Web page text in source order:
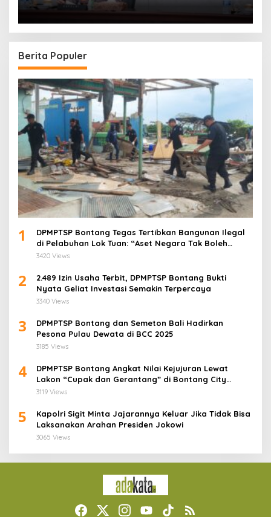
Jokowi
Berita Populer
1
DPMPTSP Bontang Tegas Tertibkan Bangunan Ilegal
di Pelabuhan Lok Tuan: “Aset Negara Tak Boleh
Dikuasai!”
3420 Views
2
2.489 Izin Usaha Terbit, DPMPTSP Bontang Bukti
Nyata Geliat Investasi Semakin Terpercaya
3340 Views
3
DPMPTSP Bontang dan Semeton Bali Hadirkan
Pesona Pulau Dewata di BCC 2025
3185 Views
4
DPMPTSP Bontang Angkat Nilai Kejujuran Lewat
Lakon “Cupak dan Gerantang” di Bontang City
Carnaval 2025
3119 Views
5
Kapolri Sigit Minta Jajarannya Keluar Jika Tidak Bisa
Laksanakan Arahan Presiden Jokowi
3065 Views